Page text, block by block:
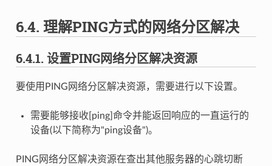
6.4. 理解PING方式的网络分区解决
6.4.1. 设置PING网络分区解决资源
要使用PING网络分区解决资源，需要进行以下设置。
需要能够接收[ping]命令并能返回响应的一直运行的
设备(以下简称为"ping设备")。
PING网络分区解决资源在查出其他服务器的心跳切断